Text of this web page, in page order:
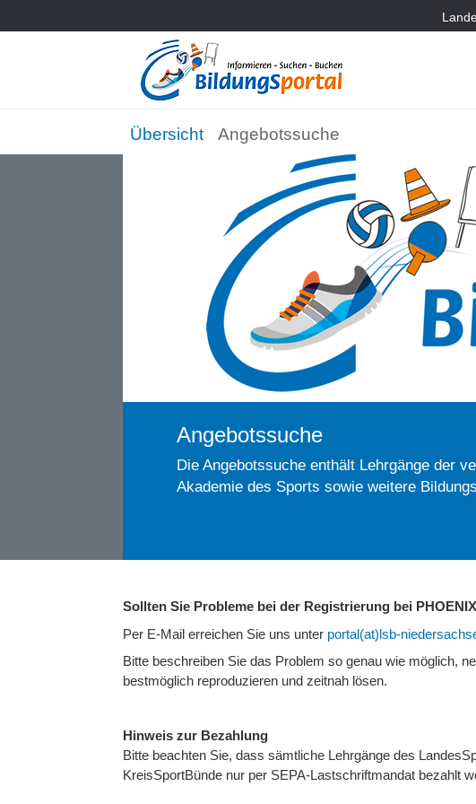
Angebotssuche
Die Angebotssuche enthält Lehrgänge der
Akademie des Sports sowie weitere
Sollten Sie Probleme bei der Registrierung bei
Per E-Mail erreichen Sie uns unter portal(at)lsb-
Bitte beschreiben Sie das Problem so genau wie möglich,
bestmöglich reproduzieren und zeitnah lösen.
Hinweis zur Bezahlung
Bitte beachten Sie, dass sämtliche Lehrgänge des
KreisSportBünde nur per SEPA-Lastschriftmandat bezahlt
Übersicht Angebotssuche